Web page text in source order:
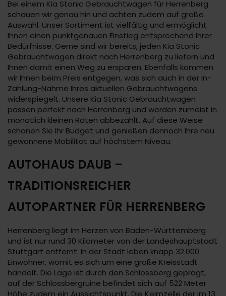
Bei einem Kia Stonic Gebrauchtwagen für Herrenberg
schauen wir genau hin und achten zudem auf große
Auswahl. Unser Sortiment ist vielfältig und ermöglicht
Ihnen einen punktgenauen Einstieg entsprechend Ihrer
Bedürfnisse. Gerne sind wir bereits, jeden Kia Stonic
Gebrauchtwagen direkt nach Herrenberg zu liefern und
Ihnen damit einen Weg zu ersparen. Ebenfalls kommen
wir Ihnen beim Preis entgegen, was sich auch in der In-
Zahlung-Nahme Ihres aktuellen Gebrauchtwagens
widerspiegelt. Unsere Kia Stonic Gebrauchtwagen
passen perfekt nach Herrenberg und werden zumeist in
monatlich kleinen Raten abbezahlt. Auf diese Weise
schonen Sie Ihr Budget und genießen dennoch Ihre neu
gewonnene Mobilität auf höchstem Niveau.
AUTOHAUS DAUB –
TRADITIONSREICHER
AUTOPARTNER FÜR HERRENBERG
Herrenberg liegt im Herzen von Baden-Württemberg
und ist nur rund 30 Kilometer von der Landeshauptstadt
Stuttgart entfernt. In der Stadt leben knapp 32.000
Einwohner, womit es sich um eine große Kreisstadt
handelt. Die Lage ist durch den Schlossberg geprägt,
auf der Schlossbergruine befindet sich auf 522 Meter
Höhe zudem ein Aussichtspunkt. Die Keimzelle der im 13.